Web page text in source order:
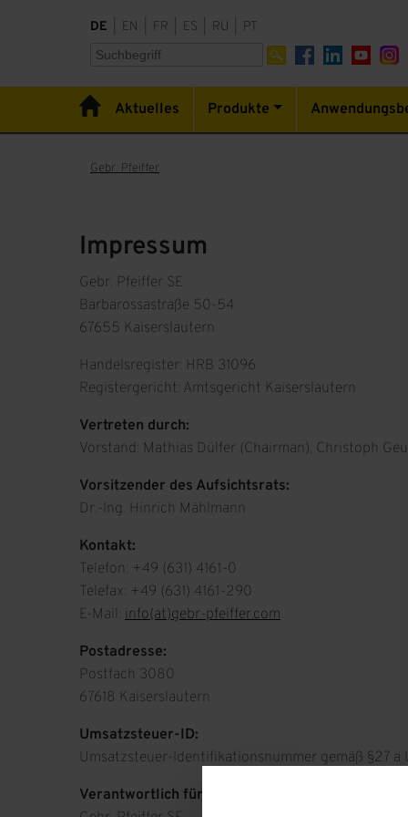
DE EN FR ES RU PT
Aktuelles Produkte
Gebr. Pfeiffer
Impressum
Gebr. Pfeiffer SE
Barbarossastraße 50-54
67655 Kaiserslautern
Handelsregister: HRB 31096
Registergericht: Amtsgericht Kaiserslautern
Vertreten durch:
Vorstand: Mathias Dülfer (Chairman), Christoph
Vorsitzender des Aufsichtsrats:
Dr.-Ing. Hinrich Mählmann
Kontakt:
Telefon: +49 (631) 4161-0
Telefax: +49 (631) 4161-290
E-Mail: info(at)gebr-pfeiffer.com
Postadresse:
Postfach 3080
67618 Kaiserslautern
Umsatzsteuer-ID:
Umsatzsteuer-Identifikationsnummer gemäß §27 a
Verantwortlich für den Inhalt nach § 55 Abs. 2